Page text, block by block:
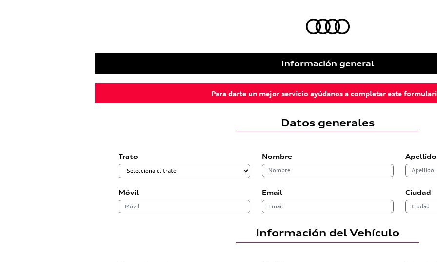
Información general
Para darte un mejor servicio ayúdanos a completar este
Datos generales
Trato Nombre Apellido
Móvil Email Ciudad
Información del Vehículo